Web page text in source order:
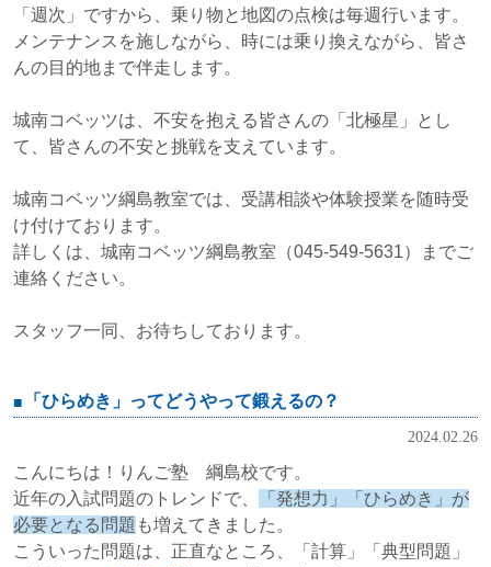
「週次」ですから、乗り物と地図の点検は毎週行います。
メンテナンスを施しながら、時には乗り換えながら、皆さ
んの目的地まで伴走します。
城南コベッツは、不安を抱える皆さんの「北極星」とし
て、皆さんの不安と挑戦を支えています。
城南コベッツ綱島教室では、受講相談や体験授業を随時受
け付けております。
詳しくは、城南コベッツ綱島教室（045-549-5631）までご
連絡ください。
スタッフ一同、お待ちしております。
「ひらめき」ってどうやって鍛えるの？
2024.02.26
こんにちは！りんご塾 綱島校です。
近年の入試問題のトレンドで、
「発想力」「ひらめき」が
必要となる問題 も増えてきました。
こういった問題は、正直なところ、「計算」「典型問題」